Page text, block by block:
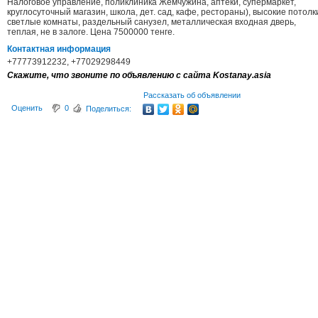
Налоговое управление, поликлиника Жемчужина, аптеки, супермаркет,
круглосуточный магазин, школа, дет. сад, кафе, рестораны), высокие
светлые комнаты, раздельный санузел, металлическая входная дверь,
теплая, не в залоге. Цена 7500000 тенге.
Контактная информация
+77773912232, +77029298449
Скажите, что звоните по объявлению с сайта Kostanay.asia
Рассказать об объявлении
Оценить
0 Поделиться: